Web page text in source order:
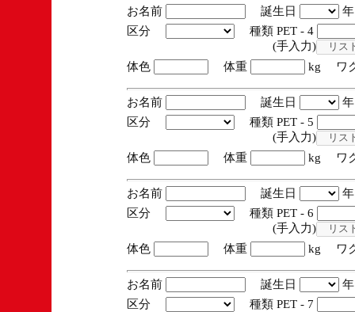
お名前 誕生日
区分
種類 PET - 4
(手入力)
体色
体重 kg ワ
お名前 誕生日
区分
種類 PET - 5
(手入力)
体色
体重 kg ワ
お名前 誕生日
区分
種類 PET - 6
(手入力)
体色
体重 kg ワ
お名前 誕生日
区分
種類 PET - 7